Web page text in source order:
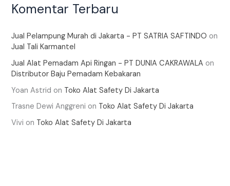
Komentar Terbaru
Jual Pelampung Murah di Jakarta - PT SATRIA SAFTINDO on
Jual Tali Karmantel
Jual Alat Pemadam Api Ringan - PT DUNIA CAKRAWALA on
Distributor Baju Pemadam Kebakaran
Yoan Astrid on Toko Alat Safety Di Jakarta
Trasne Dewi Anggreni on Toko Alat Safety Di Jakarta
Vivi on Toko Alat Safety Di Jakarta